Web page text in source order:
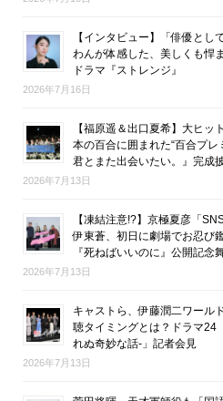
【インタビュー】「俳優と
わんが体感した、美しくも悍
ドラマ『ストレンジ』
2026年7月16日
【福原遥＆出口夏希】大ヒ
本の百合に囲まれた“百合プレ
君とまた出会いたい。』完成
2026年7月13日
【凍結注意!?】京極夏彦「
伊東蒼、初日に劇場でお忍び
『死ねばいいのに』公開記念
2026年7月13日
キャストら、伊藤潤二ワール
聴タイミングとは？ドラマ24
れぬ奇妙な話-」記者会見
2026年7月13日